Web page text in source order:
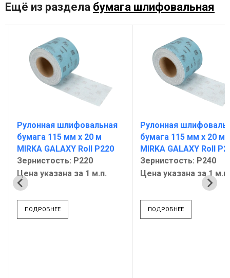
Ещё из раздела бумага шлифовальная
Рулонная шлифовальная
бумага 115 мм х 20 м
MIRKA GALAXY Roll P220
Зернистость: Р220
Цена указана за 1 м.п.
ПОДРОБНЕЕ
Рулонная
бумага 115 мм х 20 м
MIRKA GALAXY Roll
Зернистость: Р240
Цена указана за 1 м.п.
ПОДРОБНЕЕ